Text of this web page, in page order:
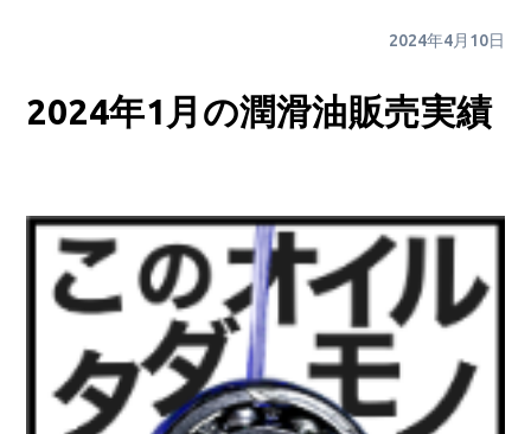
2024年4月10日
2024年1月の潤滑油販売実績